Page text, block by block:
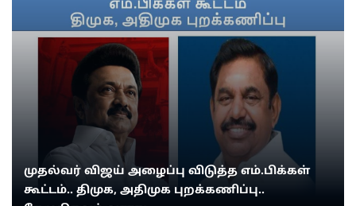
முதல்வர் விஜய் அழைப்பு விடுத்த எம்.பிக்கள்
கூட்டம்.. திமுக, அதிமுக புறக்கணிப்பு..